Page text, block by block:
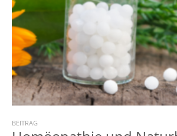
BEITRAG